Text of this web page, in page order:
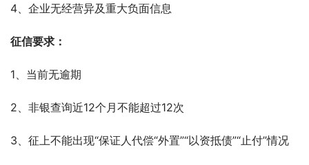
4、企业无经营异及重大负面信息
征信要求：
1、当前无逾期
2、非银查询近12个月不能超过12次
3、征上不能出现“保证人代偿“外置”“以资抵债”“止付”情况